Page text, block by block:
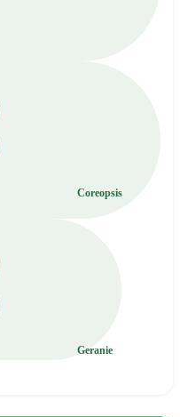
Coreopsis
Geranie